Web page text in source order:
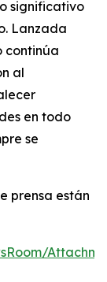
significativo
Lanzada
continúa
al
en todo
se
prensa están